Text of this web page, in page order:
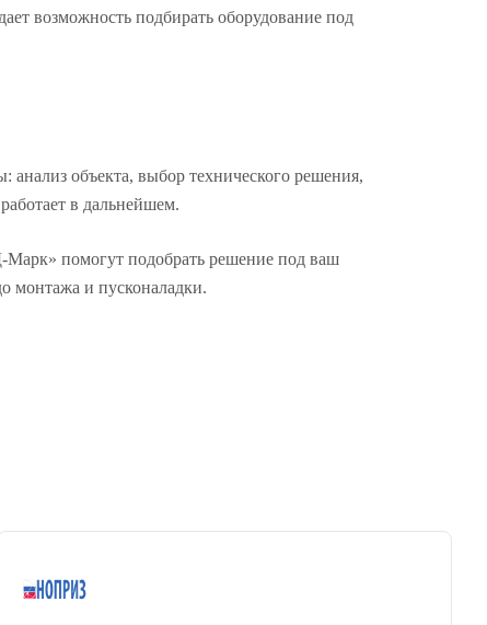
возможность подбирать оборудование под
объекта, выбор технического решения,
в дальнейшем.
помогут подобрать решение под ваш
монтажа и пусконаладки.